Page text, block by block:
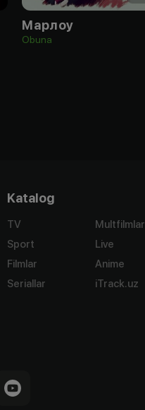
Марлоу
Obuna
Katalog
TV
Sport
Filmlar
Seriallar
Multfilmlar
Live
Anime
iTrack.uz